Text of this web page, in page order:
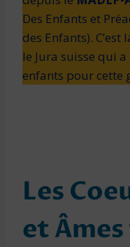
Des Enfants et
des Enfants).
le Jura suisse qui
enfants pour cette
Les
et